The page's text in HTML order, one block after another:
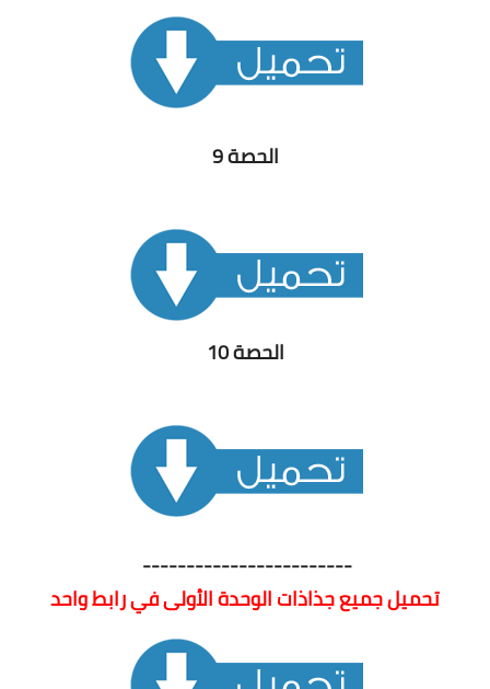
الحصة 9
الحصة 10
------------------------
تحميل جميع جذاذات الوحدة الأولى في رابط واحد